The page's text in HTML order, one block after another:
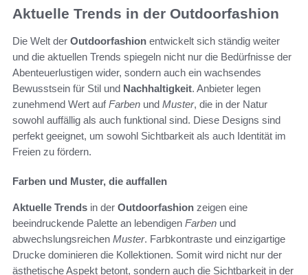
Aktuelle Trends in der Outdoorfashion
Die Welt der Outdoorfashion entwickelt sich ständig weiter
und die aktuellen Trends spiegeln nicht nur die Bedürfnisse der
Abenteuerlustigen wider, sondern auch ein wachsendes
Bewusstsein für Stil und Nachhaltigkeit. Anbieter legen
zunehmend Wert aufFarben und Muster, die in der Natur
sowohl auffällig als auch funktional sind. Diese Designs sind
perfekt geeignet, um sowohl Sichtbarkeit als auch Identität im
Freien zu fördern.
Farben und Muster, die auffallen
Aktuelle Trends in der Outdoorfashion zeigen eine
beeindruckende Palette an lebendigen Farben und
abwechslungsreichen Muster. Farbkontraste und einzigartige
Drucke dominieren die Kollektionen. Somit wird nicht nur der
ästhetische Aspekt betont, sondern auch die Sichtbarkeit in der